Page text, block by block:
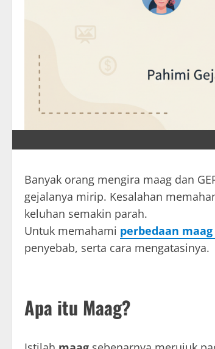
Banyak orang mengira maag dan
gejalanya mirip. Kesalahan
keluhan semakin parah.
Untuk memahami perbedaan maag
penyebab, serta cara mengatasinya.
Apa itu Maag?